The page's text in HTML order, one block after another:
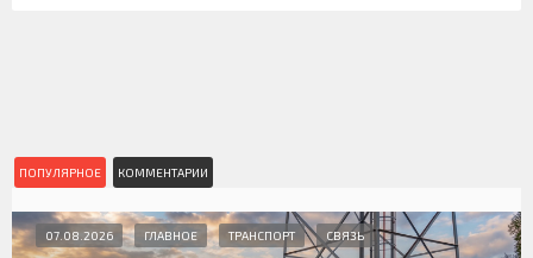
ПОПУЛЯРНОЕ КОММЕНТАРИИ
07.08.2026 ГЛАВНОЕ ТРАНСПОРТ СВЯЗЬ